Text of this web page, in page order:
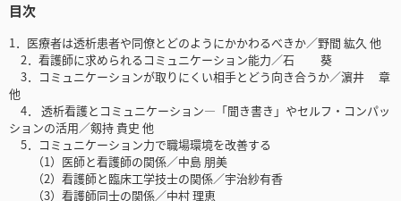
目次
1．医療者は透析患者や同僚とどのようにかかわるべきか／野間 紘久 他
2．看護師に求められるコミュニケーション能力／石 葵
3．コミュニケーションが取りにくい相手とどう向き合うか／濵井 章
他
4． 透析看護とコミュニケーション―「聞き書き」やセルフ・コンパッ
ションの活用／剱持 貴史 他
5．コミュニケーション力で職場環境を改善する
（1）医師と看護師の関係／中島 朋美
（2）看護師と臨床工学技士の関係／宇治紗有香
（3）看護師同士の関係／中村 理恵